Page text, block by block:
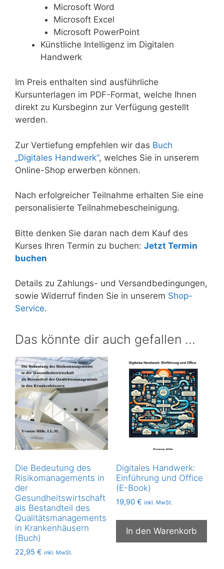
Microsoft Word
Microsoft Excel
Microsoft PowerPoint
Künstliche Intelligenz im Digitalen
Handwerk
Im Preis enthalten sind ausführliche
Kursunterlagen im PDF-Format, welche Ihnen
direkt zu Kursbeginn zur Verfügung gestellt
werden.
Zur Vertiefung empfehlen wir das Buch
„Digitales Handwerk“, welches Sie in unserem
Online-Shop erwerben können.
Nach erfolgreicher Teilnahme erhalten Sie eine
personalisierte Teilnahmebescheinigung.
Bitte denken Sie daran nach dem Kauf des
Kurses Ihren Termin zu buchen: Jetzt Termin
buchen
Details zu Zahlungs- und Versandbedingungen,
sowie Widerruf finden Sie in unserem Shop-
Service.
Das könnte dir auch gefallen …
Die Bedeutung des
Risikomanagements in
der
Gesundheitswirtschaft
als Bestandteil des
Qualitätsmanagements
in Krankenhäusern
(Buch)
22,95 € inkl. MwSt.
Digitales Handwerk:
Einführung und Office
(E-Book)
19,90 € inkl. MwSt.
In den Warenkorb